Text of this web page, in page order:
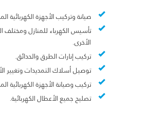
صيانة وتركيب الأجهزة الكهربائية
تأسيس الكهرباء للمنازل ومختلف
الأخرى.
تركيب إنارات الطرق والحدائق.
توصيل أسلاك التمديدات وتغيير
تركيب وصيانة الأجهزة الكهربائية
تصليح جميع الأعطال الكهربائية.